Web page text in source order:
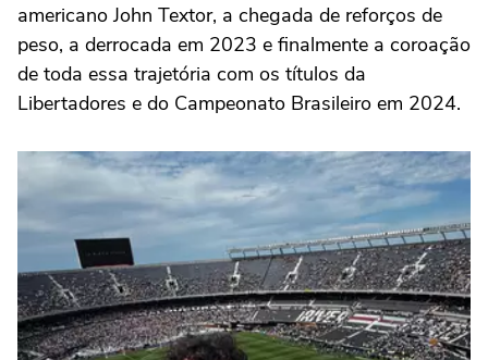
americano John Textor, a chegada de reforços de
peso, a derrocada em 2023 e finalmente a coroação
de toda essa trajetória com os títulos da
Libertadores e do Campeonato Brasileiro em 2024.